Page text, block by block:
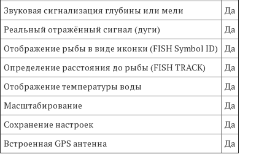
Звуковая сигнализация глубины или мели
Да
Реальный отражённый сигнал (дуги)
Да
Отображение рыбы в виде иконки (FISH Symbol ID)
Да
Определение расстояния до рыбы (FISH TRACK)
Да
Отображение температуры воды
Да
Масштабирование
Да
Сохранение настроек
Да
Встроенная GPS антенна
Да